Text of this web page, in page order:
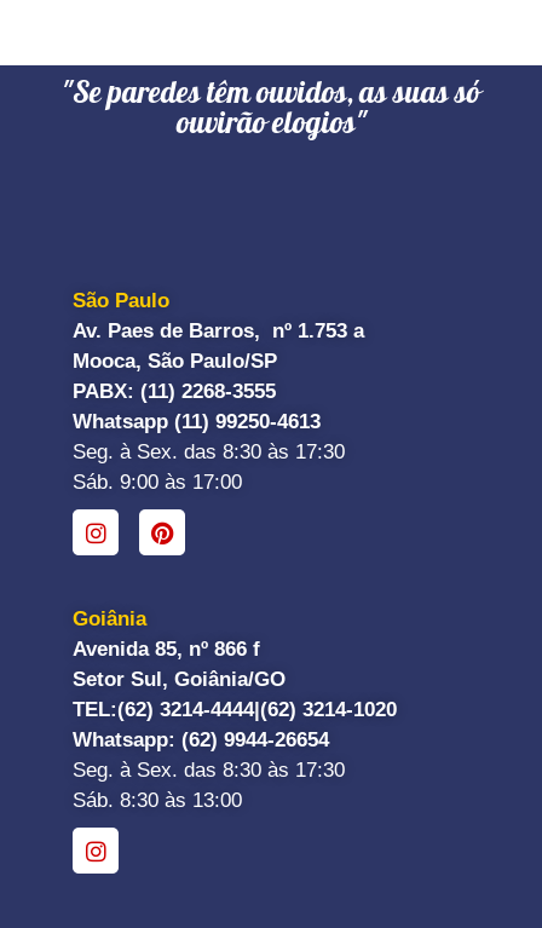
"Se paredes têm ouvidos, as suas só
ouvirão elogios"
São Paulo
Av. Paes de Barros, nº 1.753 a
Mooca, São Paulo/SP
PABX: (11) 2268-3555
Whatsapp (11) 99250-4613
Seg. à Sex. das 8:30 às 17:30
Sáb. 9:00 às 17:00
Goiânia
Avenida 85, nº 866 f
Setor Sul, Goiânia/GO
TEL:(62) 3214-4444| (62) 3214-1020
Whatsapp: (62) 9944-26654
Seg. à Sex. das 8:30 às 17:30
Sáb. 8:30 às 13:00